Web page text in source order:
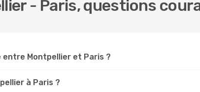
- Paris, questions
Montpellier et Paris ?
à Paris ?